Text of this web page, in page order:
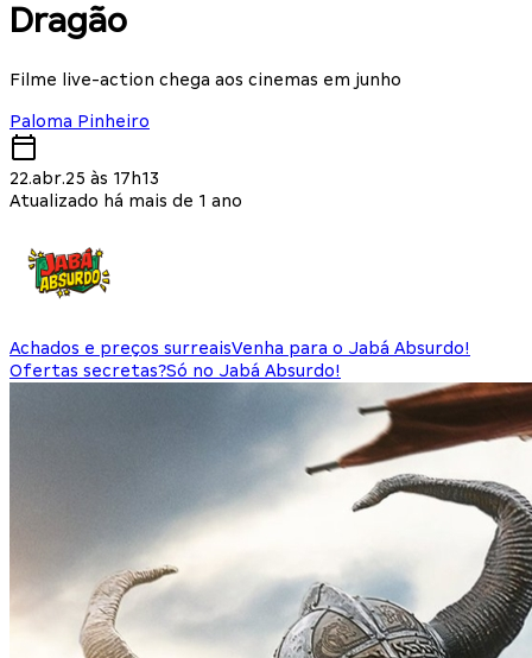
Dragão
Filme live-action chega aos cinemas em junho
Paloma Pinheiro
22.abr.25 às 17h13
Atualizado há mais de 1 ano
Achados e preços surreaisVenha para o Jabá Absurdo!
Ofertas secretas?Só no Jabá Absurdo!